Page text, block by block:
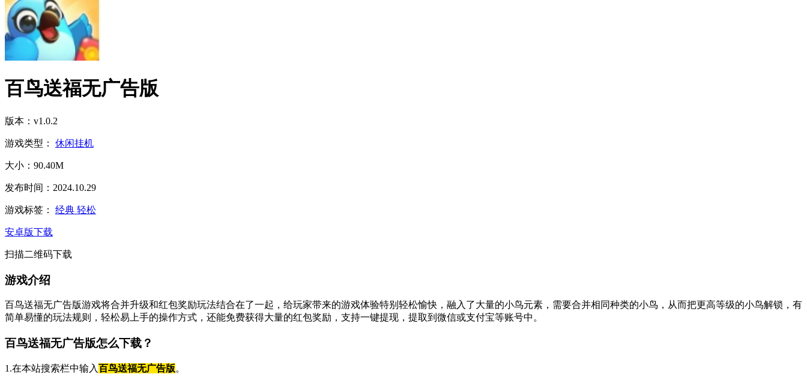
百鸟送福无广告版
版本：v1.0.2
游戏类型： 休闲挂机
大小：90.40M
发布时间：2024.10.29
游戏标签： 经典 轻松
安卓版下载
扫描二维码下载
游戏介绍
百鸟送福无广告版游戏将合并升级和红包奖励玩法结合在了一起，给玩家带来的游戏体验特别轻松愉快，融入了大量的小鸟元素，需要合并相同种类的小鸟，从而把更高等级的小鸟解锁，有
简单易懂的玩法规则，轻松易上手的操作方式，还能免费获得大量的红包奖励，支持一键提现，提取到微信或支付宝等账号中。
百鸟送福无广告版怎么下载？
1.在本站搜索栏中输入百鸟送福无广告版。